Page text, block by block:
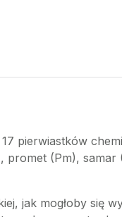
pierwiastków
(Pm),
jak mogłoby się